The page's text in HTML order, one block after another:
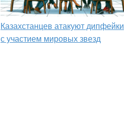
Казахстанцев атакуют дипфейки
с участием мировых звезд